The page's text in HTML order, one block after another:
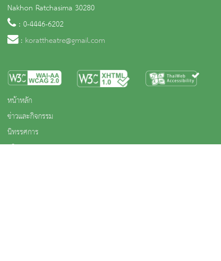
Nakhon Ratchasima 30280
: 0-4446-6202
: korattheatre@gmail.com
หน้าหลัก
ข่าวและกิจกรรม
นิทรรศการ
บริการ